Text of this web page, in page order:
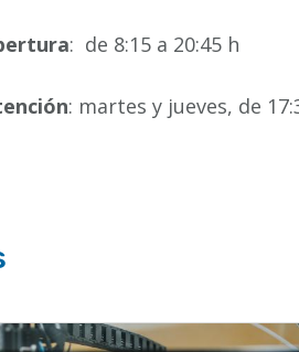
: de 8:15 a 20:45 h
: martes y jueves, de